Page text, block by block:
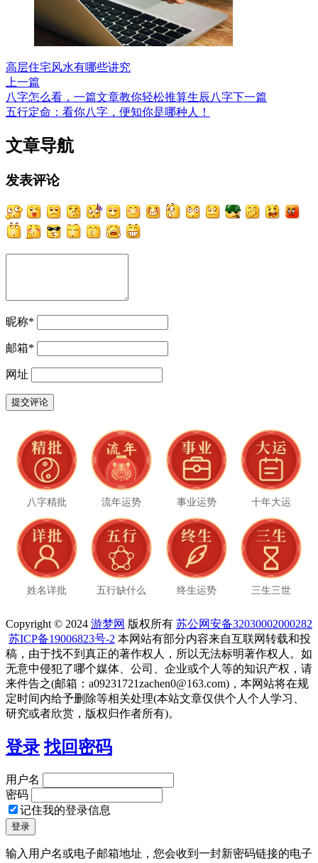
高层住宅风水有哪些讲究
上一篇
八字怎么看，一篇文章教你轻松推算生辰八字下一篇
五行定命：看你八字，便知你是哪种人！
文章导航
发表评论
昵称*
邮箱*
网址
八字精批 流年运势 事业运势 十年大运
姓名详批 五行缺什么 终生运势 三生三世
Copyright © 2024 游梦网 版权所有 苏公网安备32030002000282
苏ICP备19006823号-2 本网站有部分内容来自互联网转载和投
稿，由于找不到真正的著作权人，所以无法标明著作权人。如
无意中侵犯了哪个媒体、公司、企业或个人等的知识产权，请
来件告之(邮箱：a09231721zachen0@163.com)，本网站将在规
定时间内给予删除等相关处理(本站文章仅供个人个人学习、
研究或者欣赏，版权归作者所有)。
登录 找回密码
用户名
密码
记住我的登录信息
输入用户名或电子邮箱地址，您会收到一封新密码链接的电子